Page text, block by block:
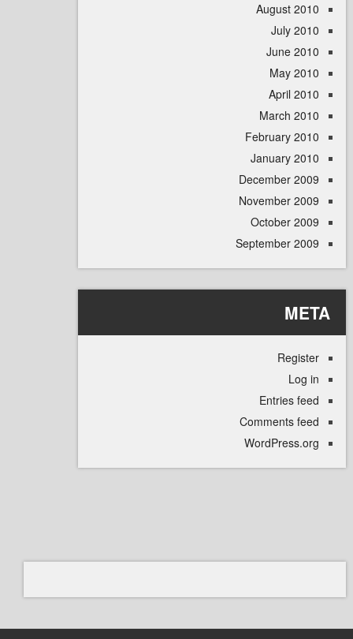
August
July
June
May
April
March
February
January
December
November
October
September
Entries
Comments